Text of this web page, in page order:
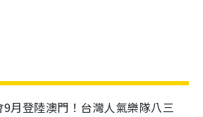
月登陸澳門！台灣人氣樂隊八三